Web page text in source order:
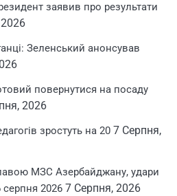
заявив про результати
Зеленський анонсував
повернутися на посаду
2026
зростуть на 20 7 Серпня,
МЗС Азербайджану, удари
серпня 2026 7 Серпня, 2026